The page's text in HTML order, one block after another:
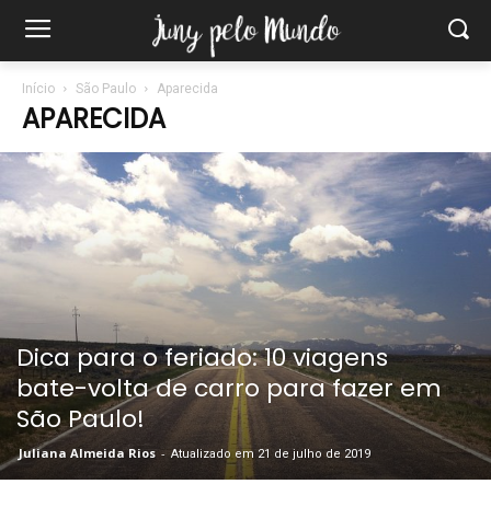
Início São Paulo Aparecida
APARECIDA
Dica para o feriado: 10 viagens
bate-volta de carro para fazer em
São Paulo!
Juliana Almeida Rios - Atualizado em 21 de julho de 2019